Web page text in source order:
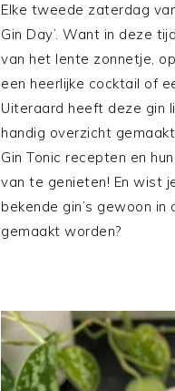
Elke tweede zaterdag
Gin Day’. Want in deze
van het lente zonnetje,
een heerlijke cocktail of
Uiteraard heeft deze gin
handig overzicht
Gin Tonic recepten en
van te genieten! En wist
bekende gin’s gewoon in
gemaakt worden?